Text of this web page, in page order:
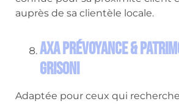
auprès de sa clientèle locale.
AXA Prévoyance &
Grisoni
Adaptée pour ceux qui